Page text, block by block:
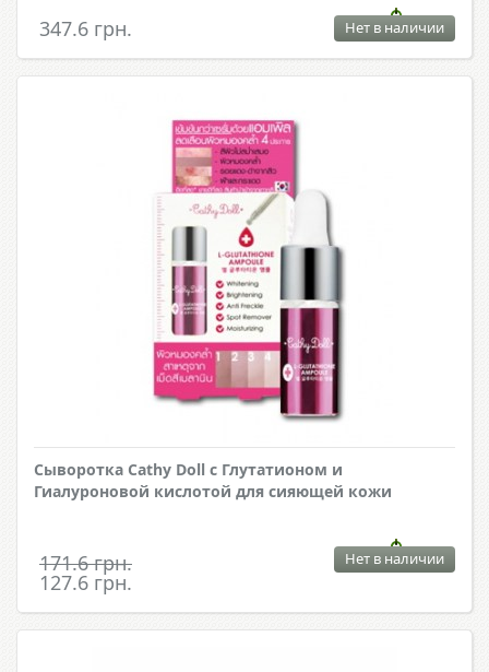
347.6 грн. Нет в наличии
Сыворотка Cathy Doll с Глутатионом и
Гиалуроновой кислотой для сияющей кожи
171.6 грн.
127.6 грн.
Нет в наличии